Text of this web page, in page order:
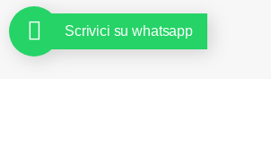
Scrivici su whatsapp